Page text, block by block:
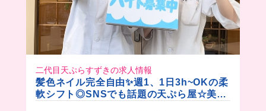
二代目天ぷらすずきの求人情報
髪色ネイル完全自由✨週1、1日3h~OKの柔
軟シフト◎SNSでも話題の天ぷら屋☆美味